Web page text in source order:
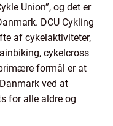
Union”, og det er
DCU Cykling
af cykelaktiviteter,
cykelcross
formål er at
ved at
for alle aldre og